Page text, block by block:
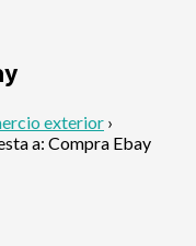
exterior ›
a: Compra Ebay